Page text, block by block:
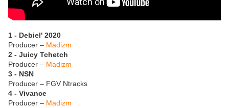
1 - Debiel' 2020
Producer – Madizm
2 - Juicy Tchetch
Producer – Madizm
3 - NSN
Producer – FGV Ntracks
4 - Vivance
Producer – Madizm